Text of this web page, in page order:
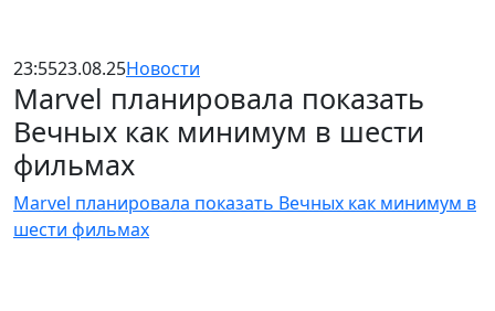
23:5523.08.25Новости
Marvel планировала показать
Вечных как минимум в шести
фильмах
Marvel планировала показать Вечных как минимум в
шести фильмах